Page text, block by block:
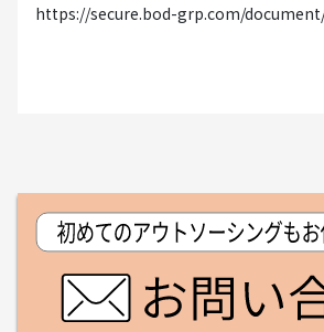
https://secure.bod-grp.com/